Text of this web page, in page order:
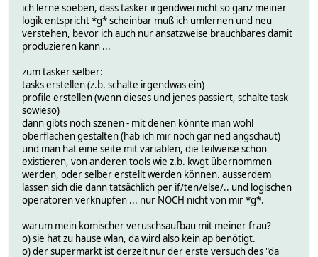
ich lerne soeben, dass tasker irgendwei nicht so ganz meiner
logik entspricht *g* scheinbar muß ich umlernen und neu
verstehen, bevor ich auch nur ansatzweise brauchbares damit
produzieren kann ...
zum tasker selber:
tasks erstellen (z.b. schalte irgendwas ein)
profile erstellen (wenn dieses und jenes passiert, schalte task
sowieso)
dann gibts noch szenen - mit denen könnte man wohl
oberflächen gestalten (hab ich mir noch gar ned angschaut)
und man hat eine seite mit variablen, die teilweise schon
existieren, von anderen tools wie z.b. kwgt übernommen
werden, oder selber erstellt werden können. ausserdem
lassen sich die dann tatsächlich per if/ten/else/.. und logischen
operatoren verknüpfen ... nur NOCH nicht von mir *g*.
warum mein komischer veruschsaufbau mit meiner frau?
o) sie hat zu hause wlan, da wird also kein ap benötigt.
o) der supermarkt ist derzeit nur der erste versuch des "da